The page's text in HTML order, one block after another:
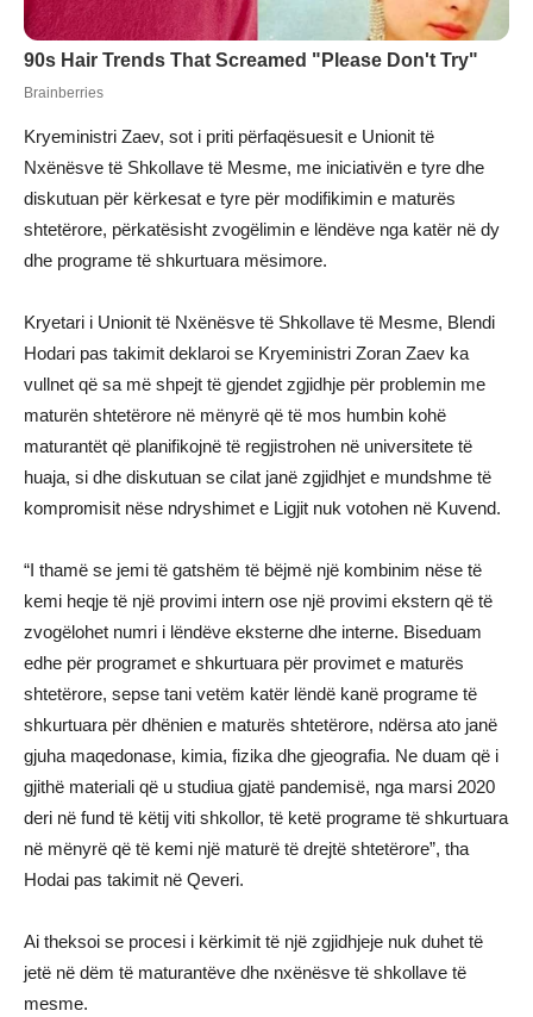
Kryeministri Zaev, sot i priti përfaqësuesit e Unionit të
Nxënësve të Shkollave të Mesme, me iniciativën e tyre dhe
diskutuan për kërkesat e tyre për modifikimin e maturës
shtetërore, përkatësisht zvogëlimin e lëndëve nga katër në dy
dhe programe të shkurtuara mësimore.
Kryetari i Unionit të Nxënësve të Shkollave të Mesme, Blendi
Hodari pas takimit deklaroi se Kryeministri Zoran Zaev ka
vullnet që sa më shpejt të gjendet zgjidhje për problemin me
maturën shtetërore në mënyrë që të mos humbin kohë
maturantët që planifikojnë të regjistrohen në universitete të
huaja, si dhe diskutuan se cilat janë zgjidhjet e mundshme të
kompromisit nëse ndryshimet e Ligjit nuk votohen në Kuvend.
“I thamë se jemi të gatshëm të bëjmë një kombinim nëse të
kemi heqje të një provimi intern ose një provimi ekstern që të
zvogëlohet numri i lëndëve eksterne dhe interne. Biseduam
edhe për programet e shkurtuara për provimet e maturës
shtetërore, sepse tani vetëm katër lëndë kanë programe të
shkurtuara për dhënien e maturës shtetërore, ndërsa ato janë
gjuha maqedonase, kimia, fizika dhe gjeografia. Ne duam që i
gjithë materiali që u studiua gjatë pandemisë, nga marsi 2020
deri në fund të këtij viti shkollor, të ketë programe të shkurtuara
në mënyrë që të kemi një maturë të drejtë shtetërore”, tha
Hodai pas takimit në Qeveri.
Ai theksoi se procesi i kërkimit të një zgjidhjeje nuk duhet të
jetë në dëm të maturantëve dhe nxënësve të shkollave të
mesme.